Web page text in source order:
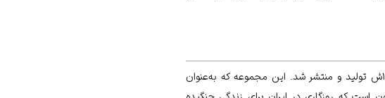
از جمله سریال‌های اخیر ایرانی، یک مجموعهٔ نمایش خانگی به‌نام «خاتون» است که در ۱۴۰۰ش تولید و منتشر شد. این مجموعه که به‌عنوان
زنی به‌نام خاتون است که روزگاری در ایران برای زندگی جنگیده